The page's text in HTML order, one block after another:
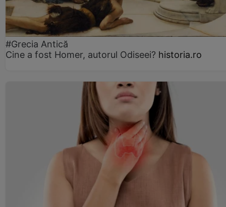
#Grecia Antică
Cine a fost Homer, autorul Odiseei? historia.ro